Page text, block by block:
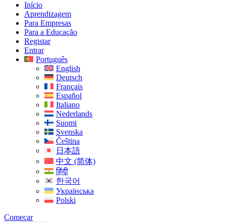
Início
Aprendizagem
Para Empresas
Para a Educação
Registar
Entrar
Português
English
Deutsch
Français
Español
Italiano
Nederlands
Suomi
Svenska
Čeština
日本語
中文 (简体)
हिंदी
한국어
Українська
Polski
Começar